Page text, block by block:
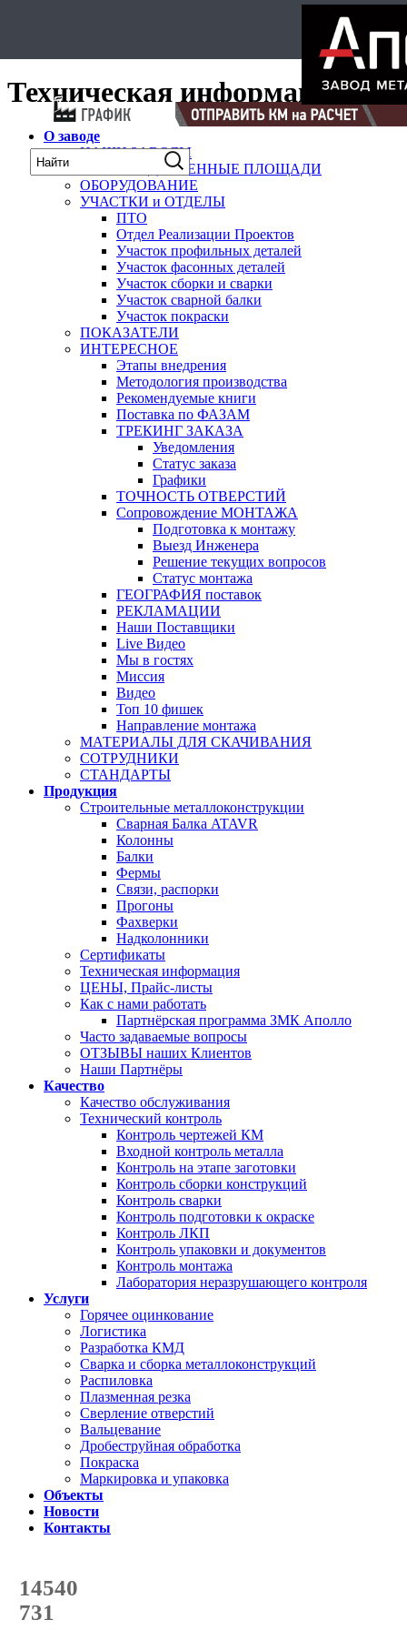
Техническая информация
О заводе
НАШИ ЗАВОДЫ
ПРОИЗВОДСТВЕННЫЕ ПЛОЩАДИ
ОБОРУДОВАНИЕ
УЧАСТКИ и ОТДЕЛЫ
ПТО
Отдел Реализации Проектов
Участок профильных деталей
Участок фасонных деталей
Участок сборки и сварки
Участок сварной балки
Участок покраски
ПОКАЗАТЕЛИ
ИНТЕРЕСНОЕ
Этапы внедрения
Методология производства
Рекомендуемые книги
Поставка по ФАЗАМ
ТРЕКИНГ ЗАКАЗА
Уведомления
Статус заказа
Графики
ТОЧНОСТЬ ОТВЕРСТИЙ
Сопровождение МОНТАЖА
Подготовка к монтажу
Выезд Инженера
Решение текущих вопросов
Статус монтажа
ГЕОГРАФИЯ поставок
РЕКЛАМАЦИИ
Наши Поставщики
Live Видео
Мы в гостях
Миссия
Видео
Топ 10 фишек
Направление монтажа
МАТЕРИАЛЫ ДЛЯ СКАЧИВАНИЯ
СОТРУДНИКИ
СТАНДАРТЫ
Продукция
Строительные металлоконструкции
Сварная Балка ATAVR
Колонны
Балки
Фермы
Связи, распорки
Прогоны
Фахверки
Надколонники
Сертификаты
Техническая информация
ЦЕНЫ, Прайс-листы
Как с нами работать
Партнёрская программа ЗМК Аполло
Часто задаваемые вопросы
ОТЗЫВЫ наших Клиентов
Наши Партнёры
Качество
Качество обслуживания
Технический контроль
Контроль чертежей КМ
Входной контроль металла
Контроль на этапе заготовки
Контроль сборки конструкций
Контроль сварки
Контроль подготовки к окраске
Контроль ЛКП
Контроль упаковки и документов
Контроль монтажа
Лаборатория неразрушающего контроля
Услуги
Горячее оцинкование
Логистика
Разработка КМД
Сварка и сборка металлоконструкций
Распиловка
Плазменная резка
Сверление отверстий
Вальцевание
Дробеструйная обработка
Покраска
Маркировка и упаковка
Объекты
Новости
Контакты
14540
с начала года
731
с начала месяца